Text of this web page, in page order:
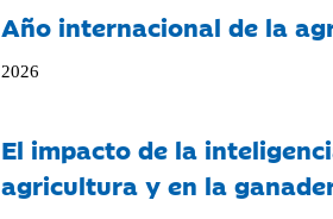
Año internacional de la
2026
El impacto de la
agricultura y en la